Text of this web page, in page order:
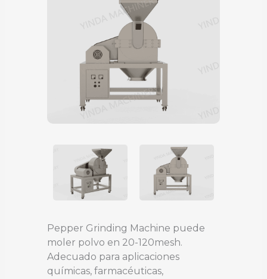
Pepper Grinding Machine puede
moler polvo en 20-120mesh.
Adecuado para aplicaciones
químicas, farmacéuticas,